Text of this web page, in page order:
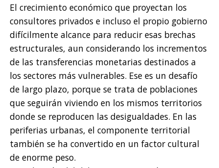
El crecimiento económico que proyectan los
consultores privados e incluso el propio gobierno
difícilmente alcance para reducir esas brechas
estructurales, aun considerando los incrementos
de las transferencias monetarias destinados a
los sectores más vulnerables. Ese es un desafío
de largo plazo, porque se trata de poblaciones
que seguirán viviendo en los mismos territorios
donde se reproducen las desigualdades. En las
periferias urbanas, el componente territorial
también se ha convertido en un factor cultural
de enorme peso.